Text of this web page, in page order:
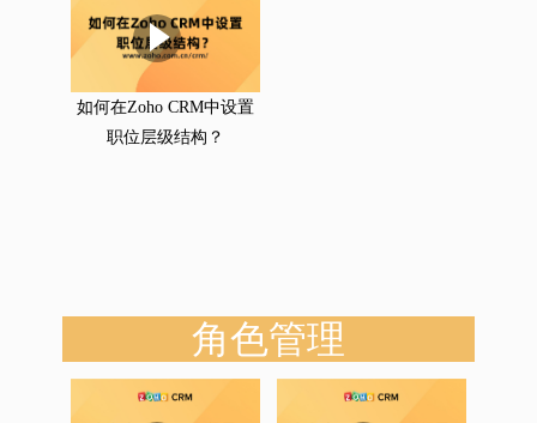
如何在Zoho CRM中设置
职位层级结构？
角色管理